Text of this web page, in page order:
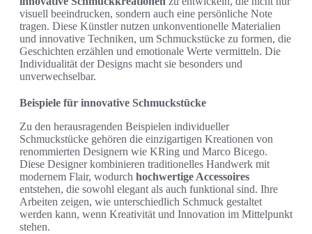
visuell beeindrucken, sondern auch eine persönliche Note
tragen. Diese Künstler nutzen unkonventionelle Materialien
und innovative Techniken, um Schmuckstücke zu formen, die
Geschichten erzählen und emotionale Werte vermitteln. Die
Individualität der Designs macht sie besonders und
unverwechselbar.
Beispiele für innovative Schmuckstücke
Zu den herausragenden Beispielen individueller
Schmuckstücke gehören die einzigartigen Kreationen von
renommierten Designern wie KRing und Marco Bicego.
Diese Designer kombinieren traditionelles Handwerk mit
modernem Flair, wodurch hochwertige Accessoires
entstehen, die sowohl elegant als auch funktional sind. Ihre
Arbeiten zeigen, wie unterschiedlich Schmuck gestaltet
werden kann, wenn Kreativität und Innovation im Mittelpunkt
stehen.